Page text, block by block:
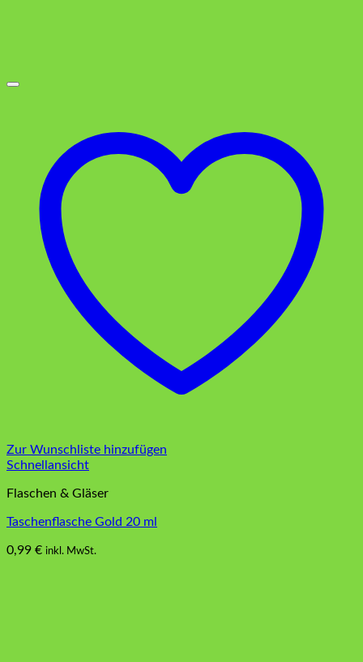
Zur Wunschliste hinzufügen
Schnellansicht
Flaschen & Gläser
Taschenflasche Gold 20 ml
0,99 € inkl. MwSt.